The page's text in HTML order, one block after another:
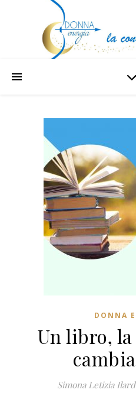
DONNA
Un libro,
Simona Letizia